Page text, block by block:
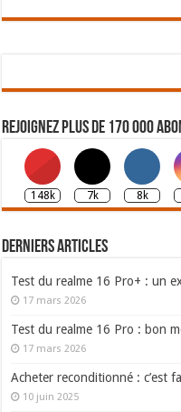
Rejoignez plus de 170 000
148k 7k 8k
Derniers articles
Test du realme 16 Pro+ : un
17 mars 2026
Test du realme 16 Pro : bon
17 mars 2026
Acheter reconditionné : c’est
10 juin 2025